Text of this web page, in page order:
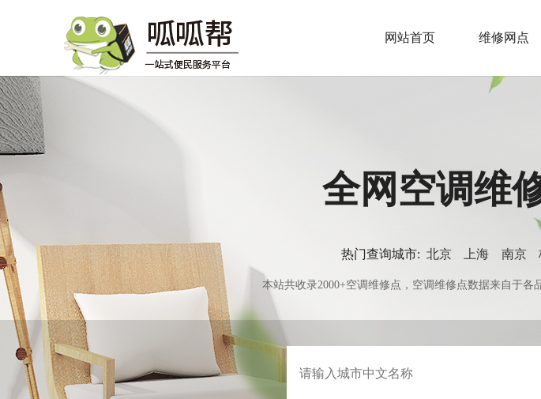
网站首页 维修网点
全网空调维
热门查询城市: 北京 上海 南京
本站共收录2000+空调维修点，空调维修点数据来自于